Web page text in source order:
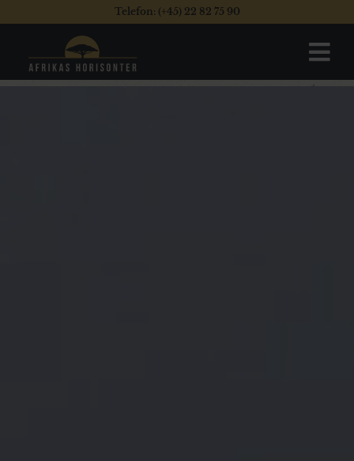
Telefon: (+45) 22 82 75 90